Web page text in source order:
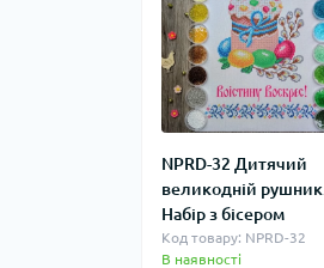
NPRD-32 Дитячий
великодній рушник.
Набір з бісером
Код товару: NPRD-32
В наявності